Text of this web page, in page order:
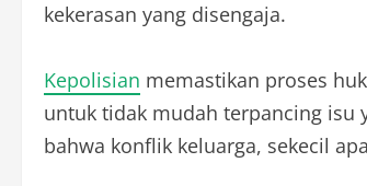
kekerasan yang disengaja.
Kepolisian memastikan proses
untuk tidak mudah terpancing isu
bahwa konflik keluarga, sekecil